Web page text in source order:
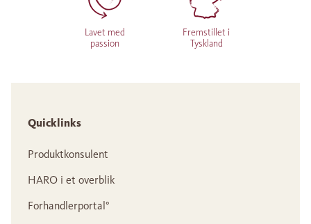
Lavet med
passion
Fremstillet i
Tyskland
Quicklinks
Produktkonsulent
HARO i et overblik
Forhandlerportal°